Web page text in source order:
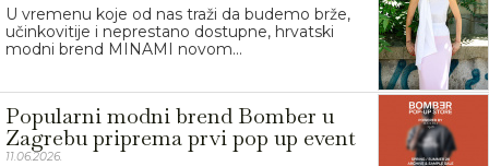
U vremenu koje od nas traži da budemo brže,
učinkovitije i neprestano dostupne, hrvatski
modni brend MINAMI novom...
Popularni modni brend Bomber u
Zagrebu priprema prvi pop up event
11.06.2026.